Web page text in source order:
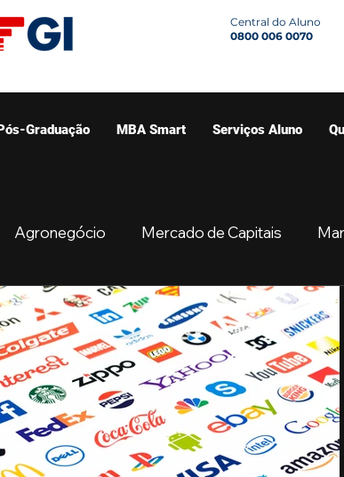
Central do Aluno
0800 006 0070
Graduação MBA Smart Serviços Aluno
Agronegócio Mercado de Capitais
Resumo do Mercado Sua
Ciências Contábeis Direito Bancos
Comemorativas Vendas Pecuária